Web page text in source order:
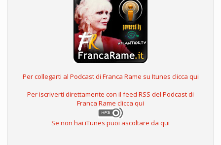
Per collegarti al Podcast di Franca Rame su Itunes clicca qui
Per iscriverti direttamente con il feed RSS del Podcast di
Franca Rame clicca qui
Se non hai iTunes puoi ascoltare da qui